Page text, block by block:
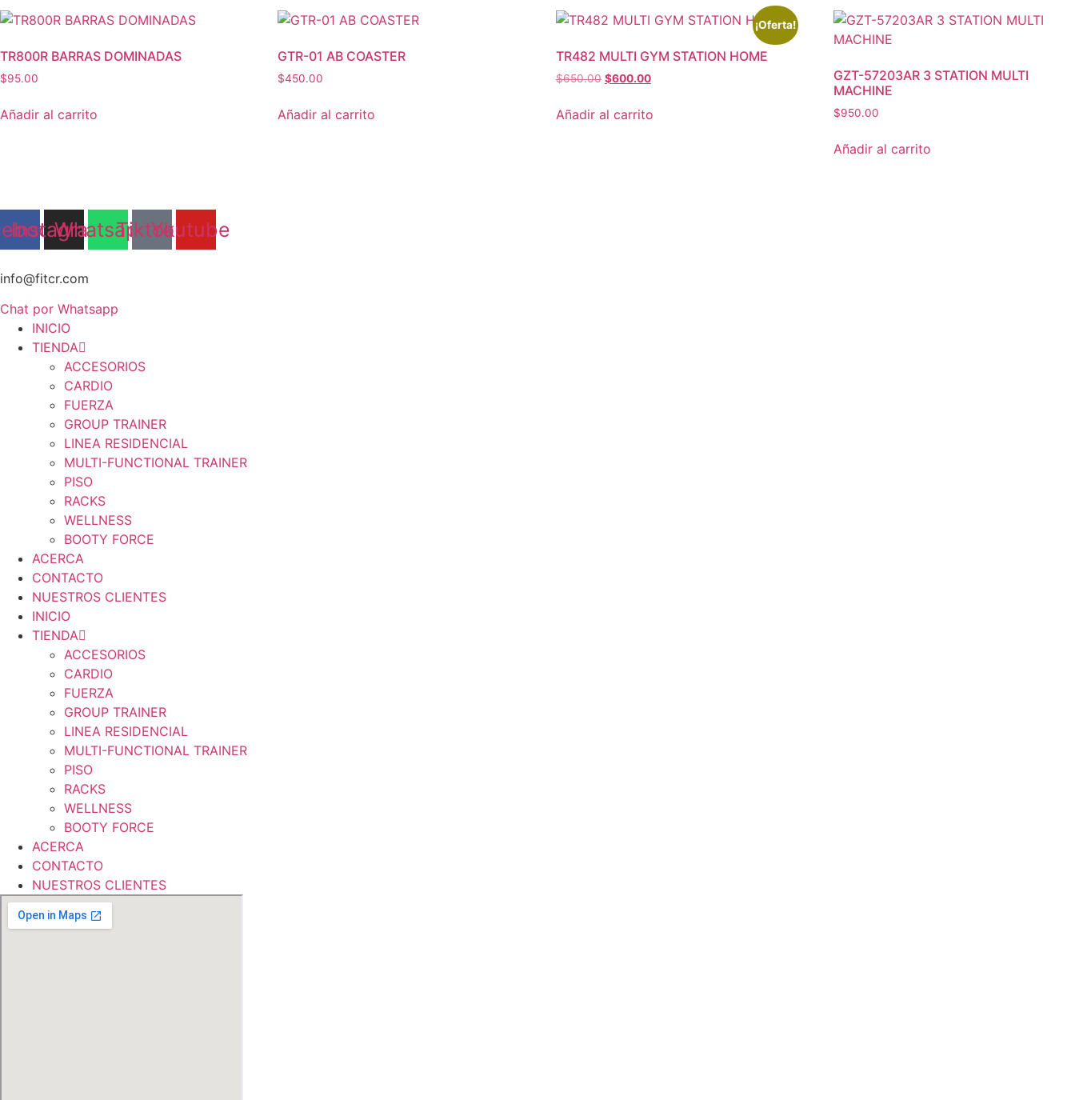
TR800R BARRAS DOMINADAS
$95.00
Añadir al carrito
GTR-01 AB COASTER
$450.00
Añadir al carrito
¡Oferta!
TR482 MULTI GYM STATION HOME
$650.00 El
original
$600.00El
actual
Añadir al carrito
GZT-57203AR 3 STATION MULTI
MACHINE
$950.00
Añadir al carrito
Instagram
Whatsapp
TiktokYoutube
info@fitcr.com
Chat por Whatsapp
INICIO
TIENDA
ACCESORIOS
CARDIO
FUERZA
GROUP TRAINER
LINEA RESIDENCIAL
MULTI-FUNCTIONAL TRAINER
PISO
RACKS
WELLNESS
BOOTY FORCE
ACERCA
CONTACTO
NUESTROS CLIENTES
INICIO
TIENDA
ACCESORIOS
CARDIO
FUERZA
GROUP TRAINER
LINEA RESIDENCIAL
MULTI-FUNCTIONAL TRAINER
PISO
RACKS
WELLNESS
BOOTY FORCE
ACERCA
CONTACTO
NUESTROS CLIENTES